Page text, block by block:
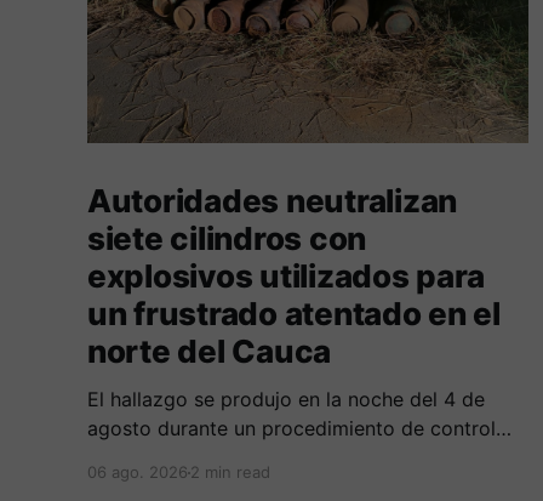
Autoridades neutralizan
siete cilindros con
explosivos utilizados para
un frustrado atentado en el
norte del Cauca
El hallazgo se produjo en la noche del 4 de
agosto durante un procedimiento de control
peaje de Villa Rica.
06 ago. 2026 2 min read